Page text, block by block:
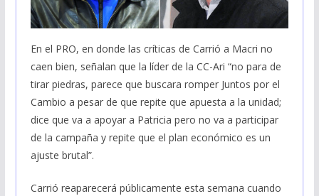
En el PRO, en donde las críticas de Carrió a Macri no
caen bien, señalan que la líder de la CC-Ari “no para de
tirar piedras, parece que buscara romper Juntos por el
Cambio a pesar de que repite que apuesta a la unidad;
dice que va a apoyar a Patricia pero no va a participar
de la campaña y repite que el plan económico es un
ajuste brutal”.
Carrió reaparecerá públicamente esta semana cuando